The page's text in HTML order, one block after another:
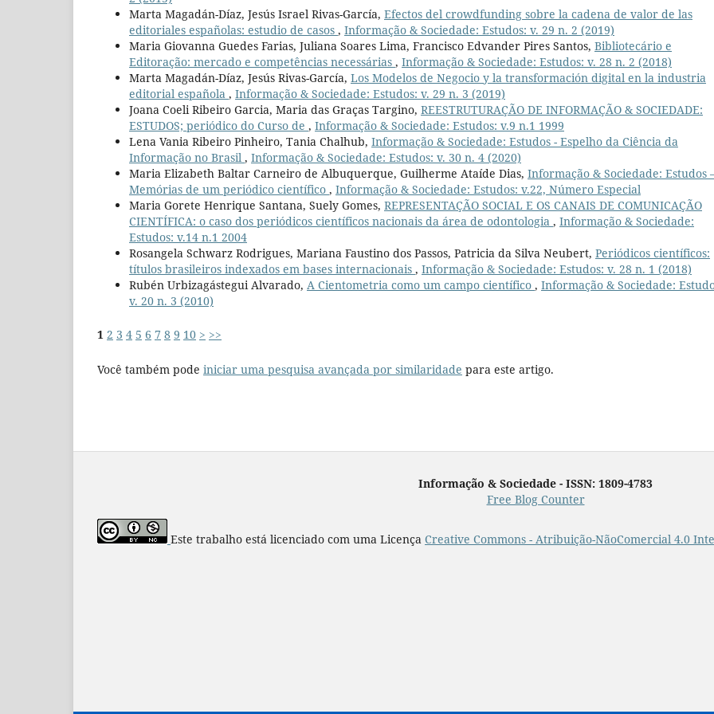
Marta Magadán-Díaz, Jesús Israel Rivas-García, Efectos del crowdfunding sobre la cadena de valor de las
editoriales españolas: estudio de casos , Informação & Sociedade: Estudos: v. 29 n. 2 (2019)
Maria Giovanna Guedes Farias, Juliana Soares Lima, Francisco Edvander Pires Santos, Bibliotecário e
Editoração: mercado e competências necessárias , Informação & Sociedade: Estudos: v. 28 n. 2 (2018)
Marta Magadán-Díaz, Jesús Rivas-García, Los Modelos de Negocio y la transformación digital en la industria
editorial española , Informação & Sociedade: Estudos: v. 29 n. 3 (2019)
Joana Coeli Ribeiro Garcia, Maria das Graças Targino, REESTRUTURAÇÃO DE INFORMAÇÃO & SOCIEDADE:
ESTUDOS; periódico do Curso de , Informação & Sociedade: Estudos: v.9 n.1 1999
Lena Vania Ribeiro Pinheiro, Tania Chalhub, Informação & Sociedade: Estudos - Espelho da Ciência da
Informação no Brasil , Informação & Sociedade: Estudos: v. 30 n. 4 (2020)
Maria Elizabeth Baltar Carneiro de Albuquerque, Guilherme Ataíde Dias, Informação & Sociedade: Estudos
Memórias de um periódico científico , Informação & Sociedade: Estudos: v.22, Número Especial
Maria Gorete Henrique Santana, Suely Gomes, REPRESENTAÇÃO SOCIAL E OS CANAIS DE COMUNICAÇÃO
CIENTÍFICA: o caso dos periódicos científicos nacionais da área de odontologia , Informação & Sociedade:
Estudos: v.14 n.1 2004
Rosangela Schwarz Rodrigues, Mariana Faustino dos Passos, Patricia da Silva Neubert, Periódicos científicos:
títulos brasileiros indexados em bases internacionais , Informação & Sociedade: Estudos: v. 28 n. 1 (2018)
Rubén Urbizagástegui Alvarado, A Cientometria como um campo científico , Informação & Sociedade:
v. 20 n. 3 (2010)
1 2 3 4 5 6 7 8 9 10 > >>
Você também pode iniciar uma pesquisa avançada por similaridade para este artigo.
Informação & Sociedade - ISSN: 1809-4783
Free Blog Counter
Este trabalho está licenciado com uma Licença Creative Commons - Atribuição-NãoComercial 4.0